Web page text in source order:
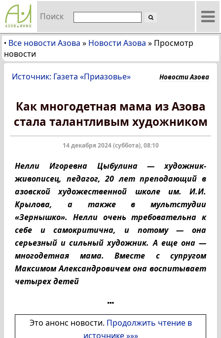
Поиск
• Все новости Азова » Новости Азова » Просмотр
новости
Источник: Газета «Приазовье» Новости Азова
Как многодетная мама из Азова
стала талантливым художником
14 декабря 2024 (суббота), 08:10
Нелли Игоревна Цыбулина — художник-
живописец, педагог, 20 лет преподающий в
азовской художественной школе им. И.И.
Крылова, а также в мультстудии
«Зернышко». Нелли очень требовательна к
себе и самокритична, и потому — она
серьезный и сильный художник. А еще она —
многодетная мама. Вместе с супругом
Максимом Александровичем она воспитывает
четырех детей
Это анонс новости. Продолжить чтение в
источнике »»»